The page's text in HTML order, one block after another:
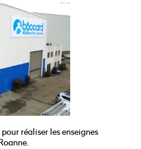
réaliser les enseignes